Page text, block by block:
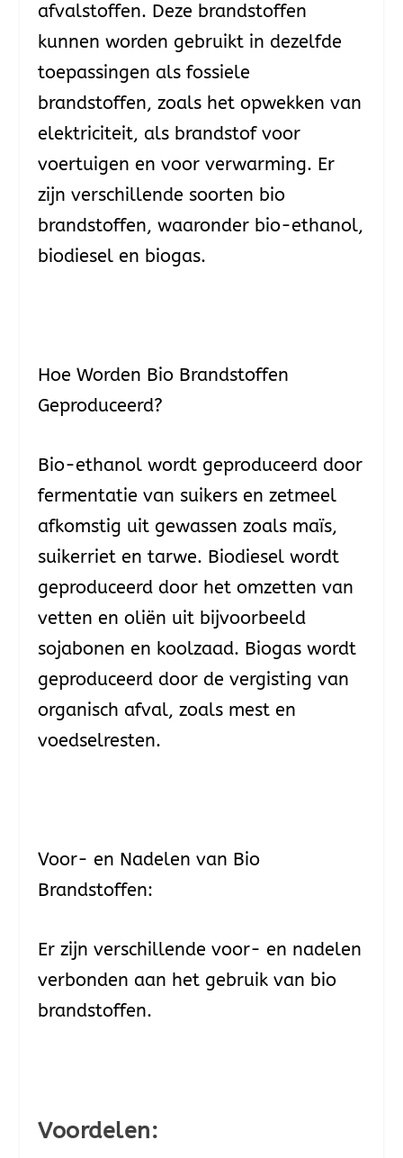
afvalstoffen. Deze brandstoffen
kunnen worden gebruikt in dezelfde
toepassingen als fossiele
brandstoffen, zoals het opwekken van
elektriciteit, als brandstof voor
voertuigen en voor verwarming. Er
zijn verschillende soorten bio
brandstoffen, waaronder bio-ethanol,
biodiesel en biogas.
Hoe Worden Bio Brandstoffen
Geproduceerd?
Bio-ethanol wordt geproduceerd door
fermentatie van suikers en zetmeel
afkomstig uit gewassen zoals maïs,
suikerriet en tarwe. Biodiesel wordt
geproduceerd door het omzetten van
vetten en oliën uit bijvoorbeeld
sojabonen en koolzaad. Biogas wordt
geproduceerd door de vergisting van
organisch afval, zoals mest en
voedselresten.
Voor- en Nadelen van Bio
Brandstoffen:
Er zijn verschillende voor- en nadelen
verbonden aan het gebruik van bio
brandstoffen.
Voordelen: